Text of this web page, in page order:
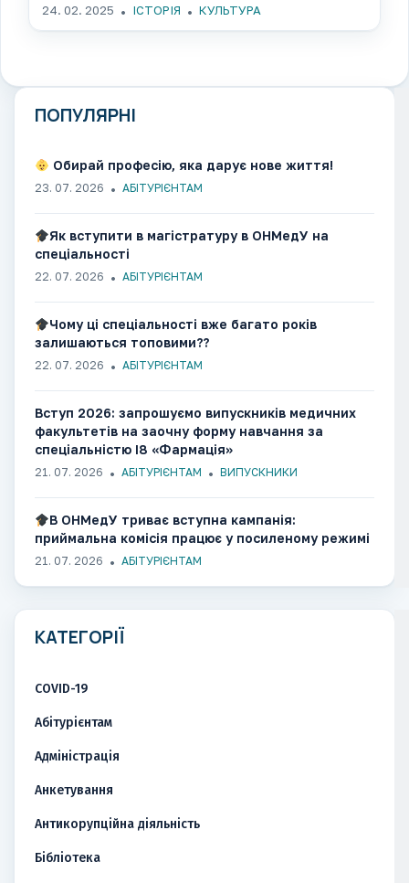
24. 02. 2025 ІСТОРІЯ КУЛЬТУРА
ПОПУЛЯРНІ
Обирай професію, яка дарує нове життя!
23. 07. 2026 АБІТУРІЄНТАМ
Як вступити в магістратуру в ОНМедУ на
спеціальності
22. 07. 2026 АБІТУРІЄНТАМ
Чому ці спеціальності вже багато років
залишаються топовими??
22. 07. 2026 АБІТУРІЄНТАМ
Вступ 2026: запрошуємо випускників медичних
факультетів на заочну форму навчання за
спеціальністю І8 «Фармація»
21. 07. 2026 АБІТУРІЄНТАМ ВИПУСКНИКИ
В ОНМедУ триває вступна кампанія:
приймальна комісія працює у посиленому режимі
21. 07. 2026 АБІТУРІЄНТАМ
КАТЕГОРІЇ
COVID-19
Абітурієнтам
Адміністрація
Анкетування
Антикорупційна діяльність
Бібліотека